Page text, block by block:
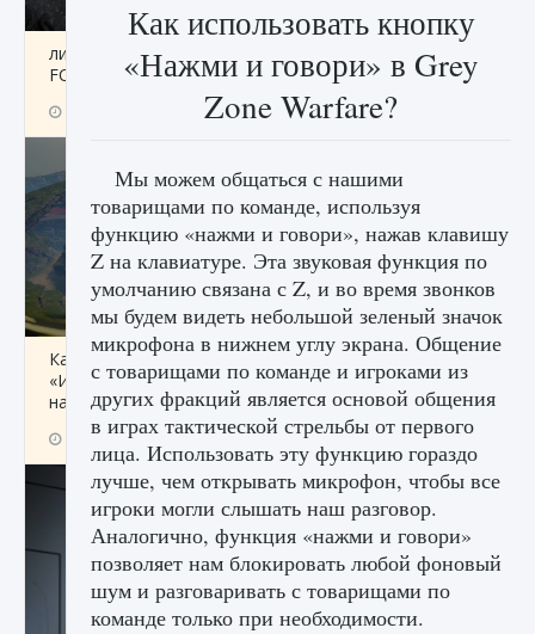
лицензии, лиги, команды и стадионы в EA
FC 25
2 395 0 2
Как исправить ошибку Palworld EPalworld
«Идет сохранение мира — Невозможно
начать сохранение данных мира»
9 августа 2024 2 711 0 0
Как использовать кнопку
«Нажми и говори» в Grey
Zone Warfare?
Мы можем общаться с нашими
товарищами по команде, используя
функцию «нажми и говори», нажав клавишу
Z на клавиатуре. Эта звуковая функция по
умолчанию связана с Z, и во время звонков
мы будем видеть небольшой зеленый значок
микрофона в нижнем углу экрана. Общение
с товарищами по команде и игроками из
других фракций является основой общения
в играх тактической стрельбы от первого
лица. Использовать эту функцию гораздо
лучше, чем открывать микрофон, чтобы все
игроки могли слышать наш разговор.
Аналогично, функция «нажми и говори»
позволяет нам блокировать любой фоновый
шум и разговаривать с товарищами по
команде только при необходимости.